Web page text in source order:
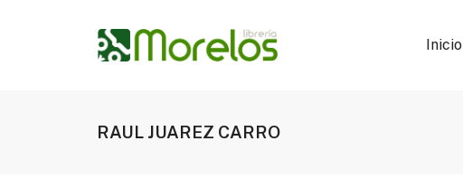
Inicio
RAUL JUAREZ CARRO